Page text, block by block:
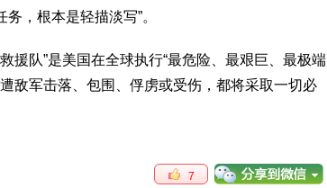
，根本是轻描淡写”。
援队”是美国在全球执行“最危险、最艰巨、最极端
敌军击落、包围、俘虏或受伤，都将采取一切必
7